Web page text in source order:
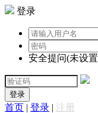
登录
安全提问(未设
登录
首页 | 登录 | 注册